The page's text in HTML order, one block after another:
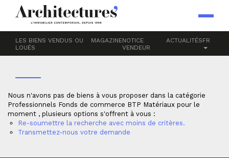
LES BIENS VENDUS OU
LOUÉS
MAGAZINENOTICE
VENDEUR
ACTUALITÉSFR
Accueil Professionnels
MATÉRIAUX
Nous n'avons pas de biens à vous proposer dans la catégorie
Professionnels Fonds de commerce BTP Matériaux pour le
moment , plusieurs options s'offrent à vous :
Re-soumettre la recherche avec moins de critères.
Transmettez-nous votre demande